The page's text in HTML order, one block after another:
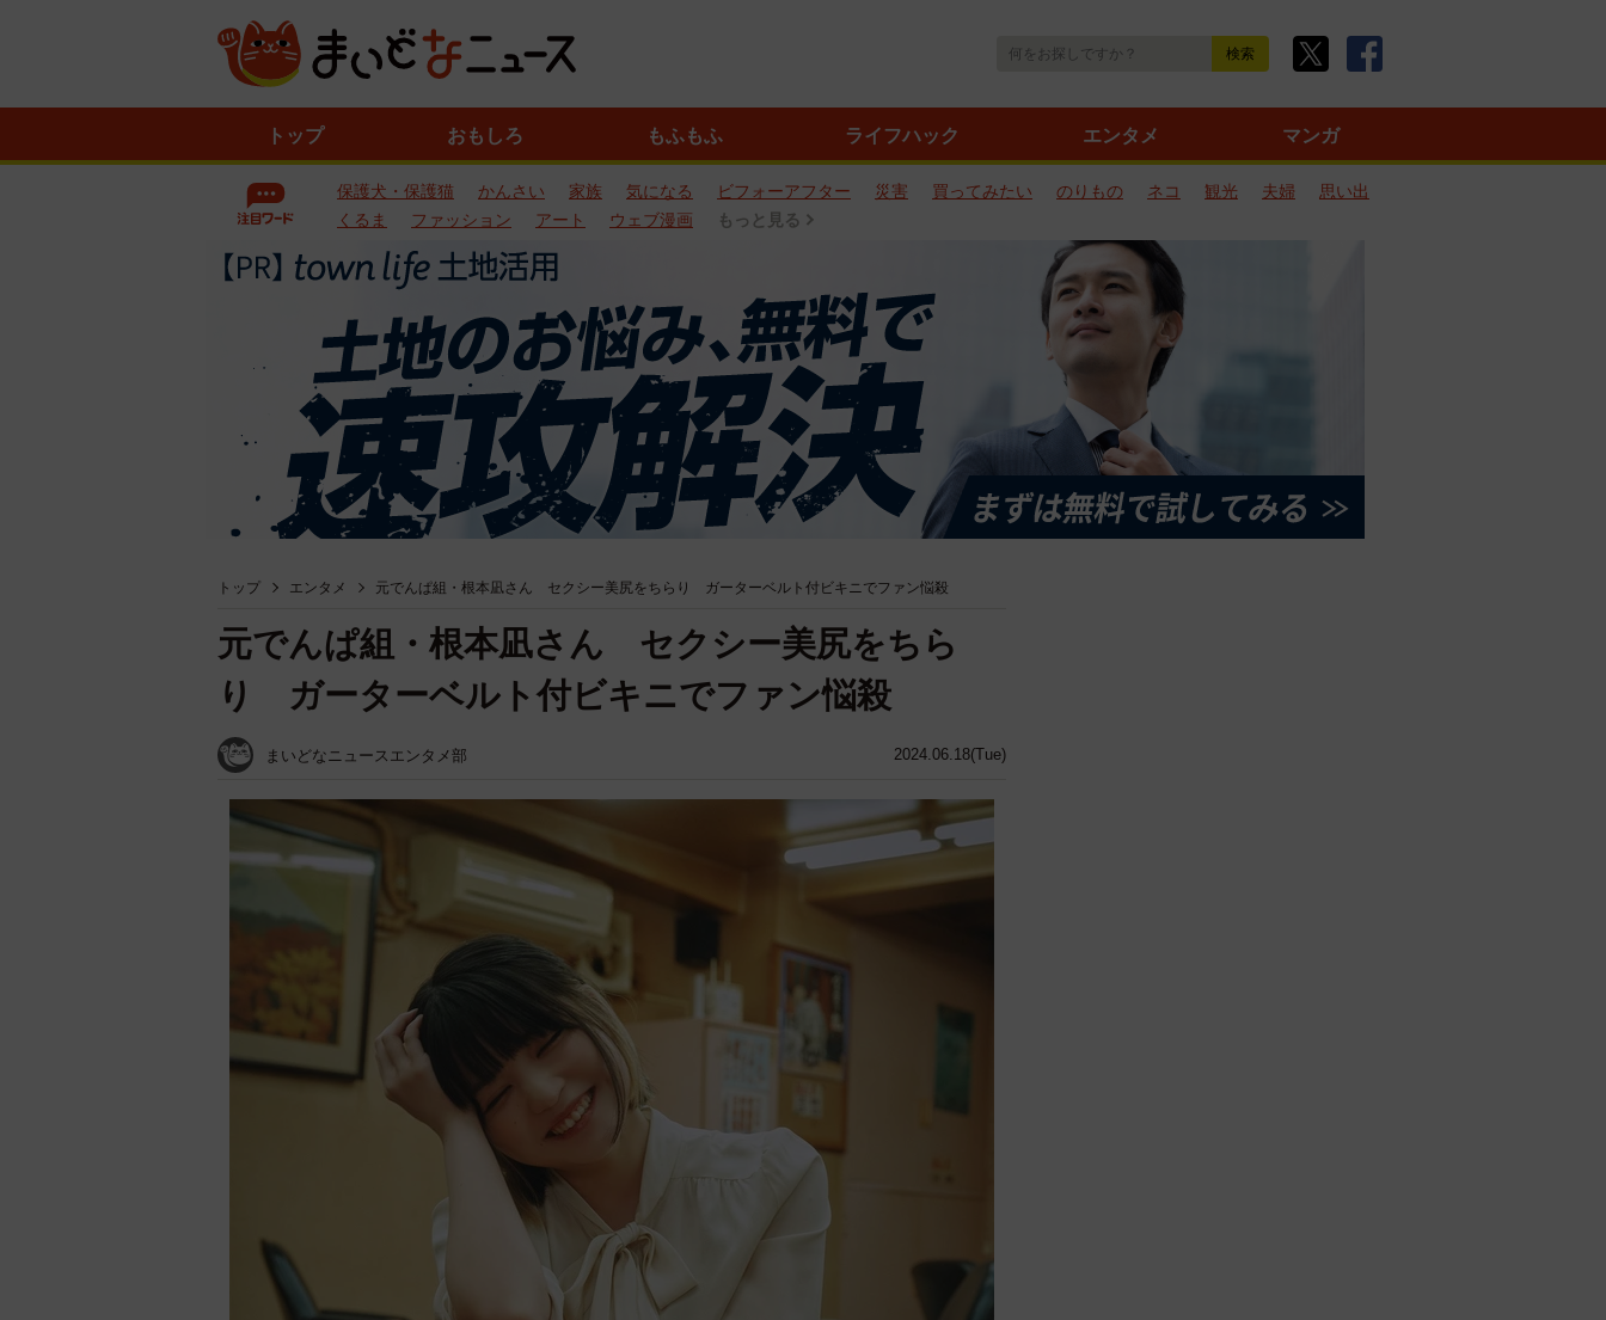
トップ おもしろ もふもふ ライフハック エンタメ マンガ
保護犬・保護猫 かんさい 家族 気になる ビフォーアフター 災害 買ってみたい のりもの ネコ 観光 夫婦
思い出
くるま
ファッション アート ウェブ漫画 もっと見る
トップ エンタメ 元でんぱ組・根本凪さん セクシー美尻をちらり ガーターベルト付ビキニでファン悩殺
2024.06.18(Tue)
元でんぱ組・根本凪さん セクシー美尻をちら
り ガーターベルト付ビキニでファン悩殺
まいどなニュースエンタメ部